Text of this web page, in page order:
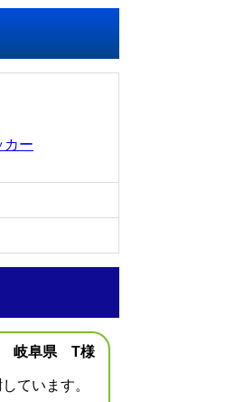
カー
岐阜県 T様
ています。